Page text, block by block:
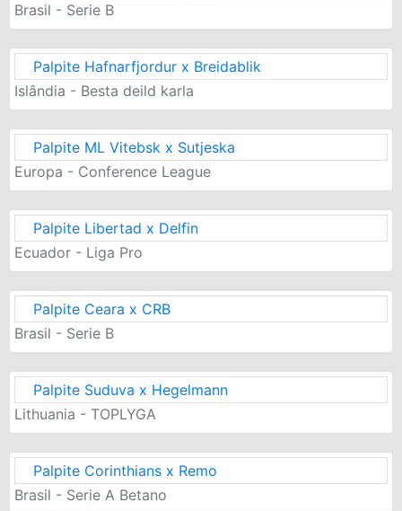
Brasil - Serie B
Palpite Hafnarfjordur x Breidablik
Islândia - Besta deild karla
Palpite ML Vitebsk x Sutjeska
Europa - Conference League
Palpite Libertad x Delfin
Ecuador - Liga Pro
Palpite Ceara x CRB
Brasil - Serie B
Palpite Suduva x Hegelmann
Lithuania - TOPLYGA
Palpite Corinthians x Remo
Brasil - Serie A Betano